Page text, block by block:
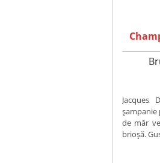
Jacques
șampanie
de măr
brioșă.